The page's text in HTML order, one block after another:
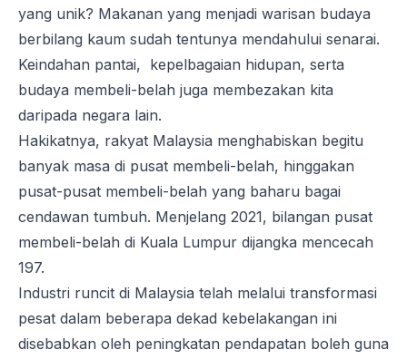
yang unik? Makanan yang menjadi warisan budaya
berbilang kaum sudah tentunya mendahului senarai.
Keindahan pantai, kepelbagaian hidupan, serta
budaya membeli-belah juga membezakan kita
daripada negara lain.
Hakikatnya, rakyat Malaysia menghabiskan begitu
banyak masa di pusat membeli-belah, hinggakan
pusat-pusat membeli-belah yang baharu bagai
cendawan tumbuh. Menjelang 2021, bilangan pusat
membeli-belah di Kuala Lumpur dijangka mencecah
197.
Industri runcit di Malaysia telah melalui transformasi
pesat dalam beberapa dekad kebelakangan ini
disebabkan oleh peningkatan pendapatan boleh guna